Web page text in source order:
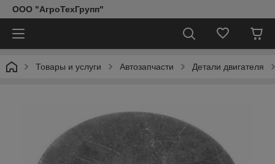
ООО "АгроТехГрупп"
Товары и услуги Автозапчасти Детали двигателя